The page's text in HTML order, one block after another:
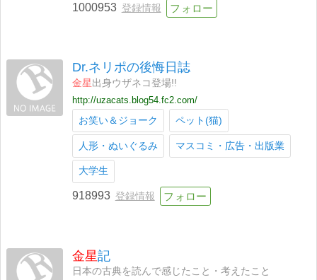
1000953 登録情報
Dr.ネリポの後悔日誌
金星出身ウザネコ登場!!
http://uzacats.blog54.fc2.com/
お笑い＆ジョーク
ペット(猫)
人形・ぬいぐるみ マスコミ・広告・出版業
大学生
918993 登録情報
金星記
日本の古典を読んで感じたこと・考えたこと